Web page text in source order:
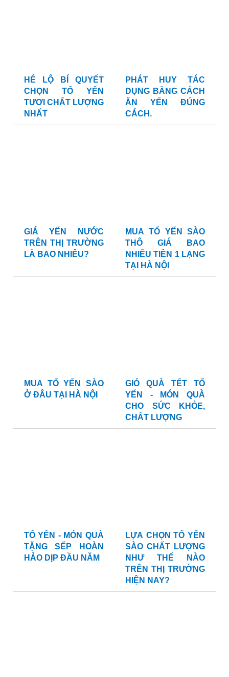
HÉ LỘ BÍ QUYẾT
CHỌN TỔ YẾN
TƯƠI CHẤT LƯỢNG
NHẤT
PHÁT HUY TÁC
DỤNG BẰNG CÁCH
ĂN YẾN ĐÚNG
CÁCH.
GIÁ YẾN NƯỚC
TRÊN THỊ TRƯỜNG
LÀ BAO NHIÊU?
MUA TỔ YẾN SÀO
THÔ GIÁ BAO
NHIÊU TIỀN 1 LẠNG
TẠI HÀ NỘI
MUA TỔ YẾN SÀO
Ở ĐÂU TẠI HÀ NỘI
GIỎ QUÀ TẾT TỔ
YẾN - MÓN QUÀ
CHO SỨC KHỎE,
CHẤT LƯỢNG
TỔ YẾN - MÓN QUÀ
TẶNG SẾP HOÀN
HẢO DỊP ĐẦU NĂM
LỰA CHỌN TỔ YẾN
SÀO CHẤT LƯỢNG
NHƯ THẾ NÀO
TRÊN THỊ TRƯỜNG
HIỆN NAY?